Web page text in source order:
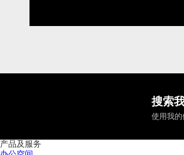
搜索
使用我的
产品及服务